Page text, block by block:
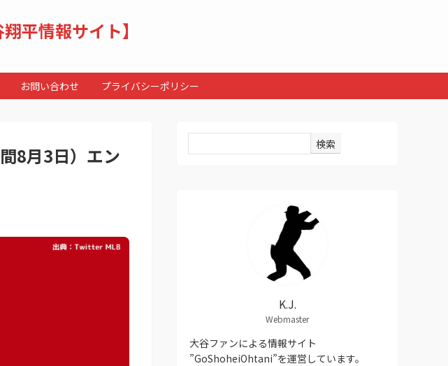
平情報サイト】
お問い合わせ プライバシーポリシー
8月3日）エン
検索
K.J.
Webmaster
大谷ファンによる情報サイト
”GoShoheiOhtani”を運営しています。